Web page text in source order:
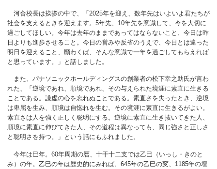
河合校長は挨拶の中で、「2025年を迎え、数年先はいよいよ君たちが
社会を支えるときを迎えます。5年先、10年先を意識して、今を大切に
過ごしてほしい。今年は去年のままであってはならないこと、今日は昨
日よりも進歩させること。今日の営みや反省のうえで、今日とは違った
明日を迎えること、願わくば、そんな意識で一年を過ごしてもらえれば
と思っています。」と話しました。
また、パナソニックホールディングスの創業者の松下幸之助氏が言わ
れた、「逆境であれ、順境であれ、その与えられた境涯に素直に生きる
ことである。謙虚の心を忘れぬことである。素直さを失ったとき、逆境
は卑屈を生み、順境は自惚れを生む。その境涯に素直に生きるがよい。
素直さは人を強く正しく聡明にする。逆境に素直に生き抜いてきた人、
順境に素直に伸びてきた人、その道程は異なっても、同じ強さと正しさ
と聡明さを持つ。」という話にもふれました。
今年は巳年。60年周期の暦、十干十二支では乙巳（いっし・きのと
み）の年。乙巳の年は歴史的にみれば、645年の乙巳の変、1185年の壇